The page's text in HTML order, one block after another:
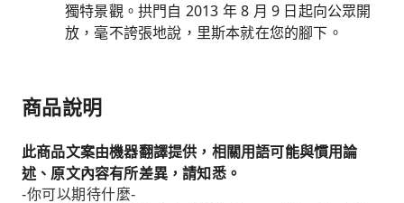
獨特景觀。拱門自 2013 年 8 月 9 日起向公眾開
放，毫不誇張地說，里斯本就在您的腳下。
商品說明
此商品文案由機器翻譯提供，相關用語可能與慣用論
述、原文內容有所差異，請知悉。
-你可以期待什麼-